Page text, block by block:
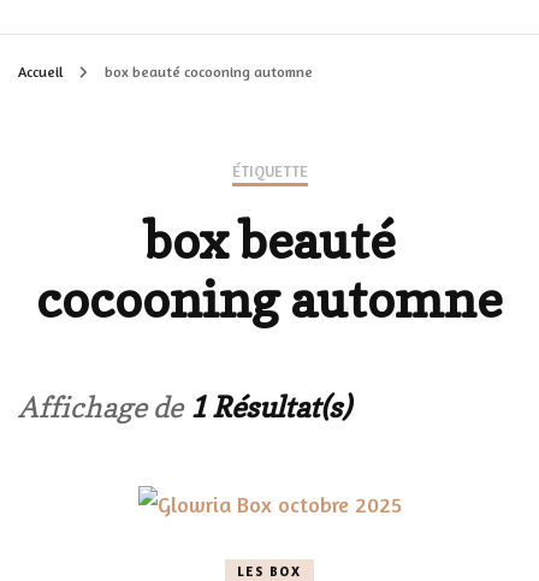
Accueil box beauté cocooning automne
ÉTIQUETTE
box beauté
cocooning automne
Affichage de 1 Résultat(s)
LES BOX